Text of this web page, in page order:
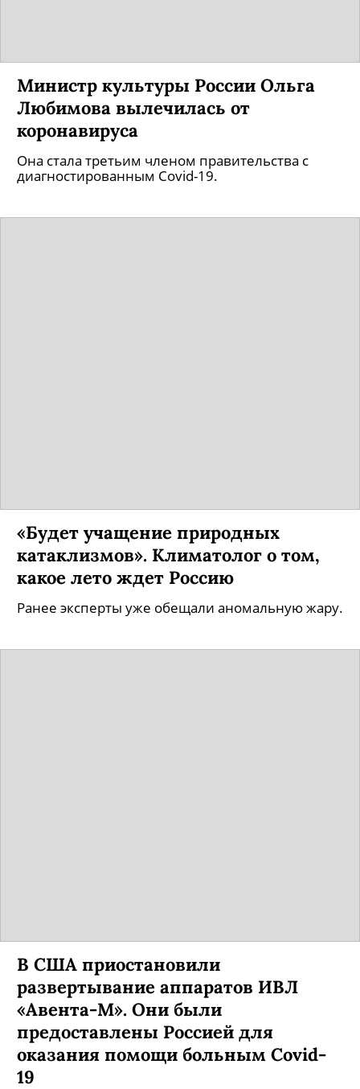
Министр культуры России Ольга
Любимова вылечилась от
коронавируса
Она стала третьим членом правительства с
диагностированным Covid-19.
«Будет учащение природных
катаклизмов». Климатолог о том,
какое лето ждет Россию
Ранее эксперты уже обещали аномальную жару.
В США приостановили
развертывание аппаратов ИВЛ
«Авента-М». Они были
предоставлены Россией для
оказания помощи больным Covid-
19